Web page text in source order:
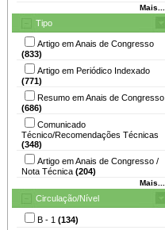
Mais...
Tipo
Artigo em Anais de Congresso
(833)
Artigo em Periódico Indexado
(771)
Resumo em Anais de Congresso
(686)
Comunicado
Técnico/Recomendações Técnicas
(348)
Artigo em Anais de Congresso /
Nota Técnica (204)
Mais...
Circulação/Nível
B - 1 (134)